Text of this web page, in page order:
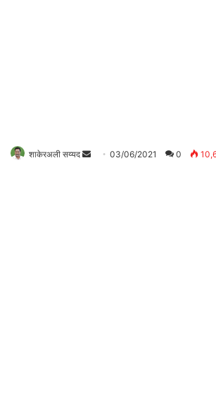
शाकेरअली सय्यद 03/06/2021 0